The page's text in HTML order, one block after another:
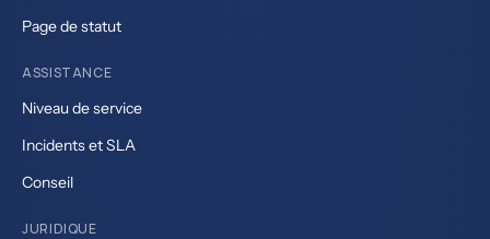
Page de statut
ASSISTANCE
Niveau de service
Incidents et SLA
Conseil
JURIDIQUE